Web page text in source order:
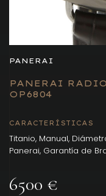
PANERAI
PANERAI
OP6804
CARACTERÍSTICAS
Titanio, Manual,
Panerai, Garantía de
6500 €